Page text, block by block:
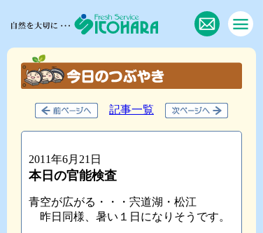
記事一覧
2011年6月21日
本日の官能検査
青空が広がる・・・宍道湖・松江
昨日同様、暑い１日になりそうです。